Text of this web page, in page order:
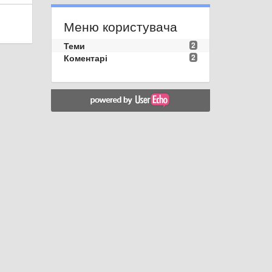
Меню користувача
2
Теми
2
Коментарі